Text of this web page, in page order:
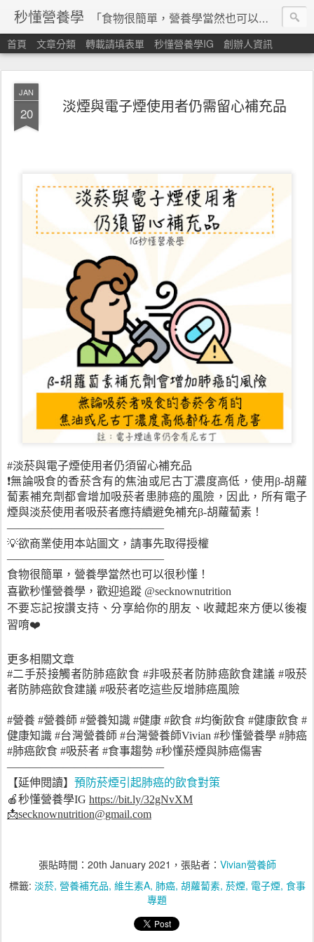
秒懂營養學 「食物很簡單，營養學當然也可以很秒懂」 本站由台灣營養師經營，非商業轉載請填寫
首頁 文章分類 轉載請填表單 秒懂營養學IG 創辦人資訊
JAN
20 淡煙與電子煙使用者仍需留心補充品
#淡菸與電子煙使用者仍須留心補充品
❗️無論吸食的香菸含有的焦油或尼古丁濃度高低，使用β-胡蘿
蔔素補充劑都會增加吸菸者患肺癌的風險，因此，所有電子
煙與淡菸使用者吸菸者應持續避免補充β-胡蘿蔔素！
——————————————
💡欲商業使用本站圖文，請事先取得授權
——————————————
食物很簡單，營養學當然也可以很秒懂！
喜歡秒懂營養學，歡迎追蹤 @secknownutrition
不要忘記按讚支持、分享給你的朋友、收藏起來方便以後複
習唷❤️
更多相關文章
#二手菸接觸者防肺癌飲食 #非吸菸者防肺癌飲食建議 #吸菸
者防肺癌飲食建議 #吸菸者吃這些反增肺癌風險
#營養 #營養師 #營養知識 #健康 #飲食 #均衡飲食 #健康飲食 #
健康知識 #台灣營養師 #台灣營養師Vivian #秒懂營養學 #肺癌
#肺癌飲食 #吸菸者 #食事趨勢 #秒懂菸煙與肺癌傷害
——————————————
【延伸閱讀】 預防菸煙引起肺癌的飲食對策
🍎秒懂營養學IG https://bit.ly/32gNvXM
📩secknownutrition@gmail.com
張貼時間： 20th January 2021 ，張貼者： Vivian營養師
標籤: 淡菸 營養補充品 維生素A 肺癌 胡蘿蔔素 菸煙 電子煙 食事
專題